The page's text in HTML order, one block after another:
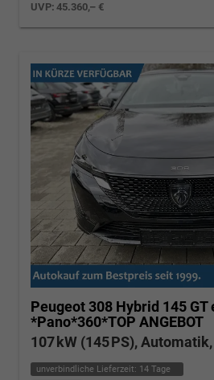
UVP:45.360,– €
Peugeot 308 Hybrid 145 GT
*Pano*360*TOP ANGEBOT
107 kW (145 PS),
unverbindliche Lieferzeit: 14 Tage